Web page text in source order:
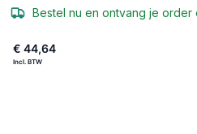
Bestel nu en ontvang je order
€ 44,64